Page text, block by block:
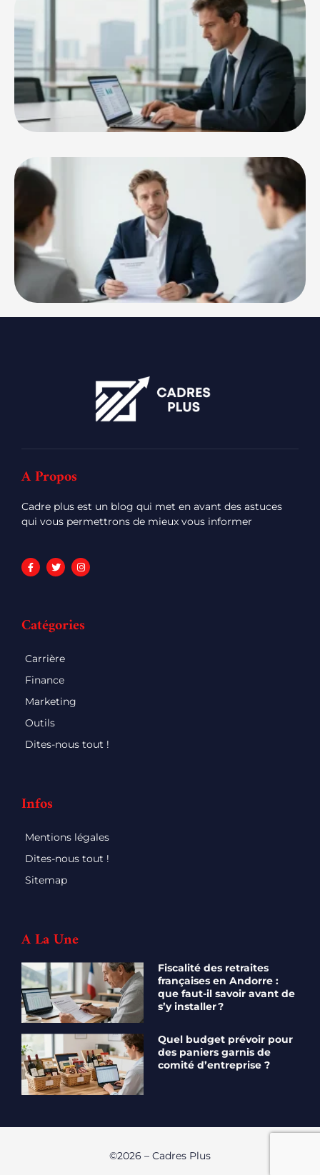
A Propos
Cadre plus est un blog qui met en avant des astuces
qui vous permettrons de mieux vous informer
Catégories
Carrière
Finance
Marketing
Outils
Dites-nous tout !
Infos
Mentions légales
Dites-nous tout !
Sitemap
A La Une
Fiscalité des retraites
françaises en Andorre :
que faut-il savoir avant de
s’y installer ?
Quel budget prévoir pour
des paniers garnis de
comité d’entreprise ?
©2026 – Cadres Plus